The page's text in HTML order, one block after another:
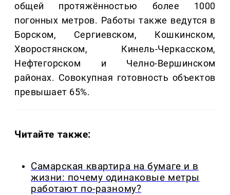
общей протяжённостью более 1000
погонных метров. Работы также ведутся в
Борском, Сергиевском, Кошкинском,
Хворостянском, Кинель-Черкасском,
Нефтегорском и Челно-Вершинском
районах. Совокупная готовность объектов
превышает 65%.
Читайте также:
Самарская квартира на бумаге и в
жизни: почему одинаковые метры
работают по-разному?